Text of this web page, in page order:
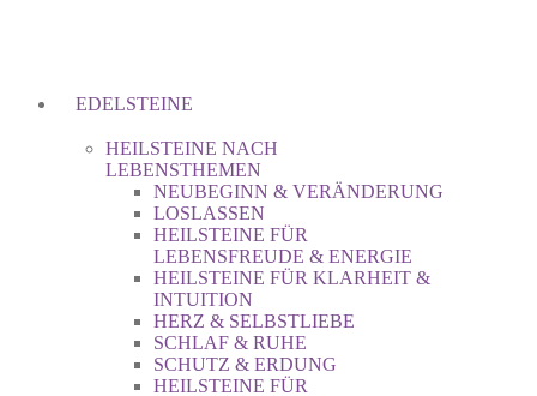
EDELSTEINE
HEILSTEINE NACH
LEBENSTHEMEN
NEUBEGINN & VERÄNDERUNG
LOSLASSEN
HEILSTEINE FÜR
LEBENSFREUDE & ENERGIE
HEILSTEINE FÜR KLARHEIT &
INTUITION
HERZ & SELBSTLIEBE
SCHLAF & RUHE
SCHUTZ & ERDUNG
HEILSTEINE FÜR